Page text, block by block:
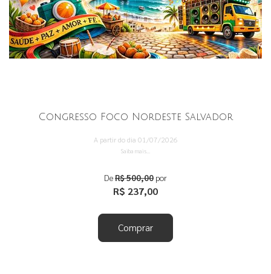
Congresso Foco Nordeste Salvador
A partir do dia 01/07/2026
Saiba mais...
DeR$ 500,00 por
R$ 237,00
Comprar